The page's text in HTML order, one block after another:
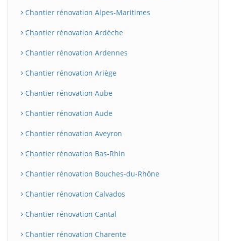
Chantier rénovation Alpes-Maritimes
Chantier rénovation Ardèche
Chantier rénovation Ardennes
Chantier rénovation Ariège
Chantier rénovation Aube
Chantier rénovation Aude
Chantier rénovation Aveyron
Chantier rénovation Bas-Rhin
Chantier rénovation Bouches-du-Rhône
Chantier rénovation Calvados
Chantier rénovation Cantal
Chantier rénovation Charente